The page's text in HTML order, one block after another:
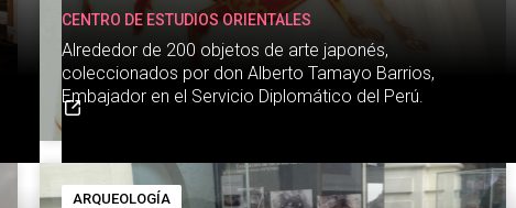
CENTRO DE ESTUDIOS ORIENTALES
Alrededor de 200 objetos de arte japonés,
coleccionados por don Alberto Tamayo Barrios,
Embajador en el Servicio Diplomático del Perú.
ARQUEOLOGÍA